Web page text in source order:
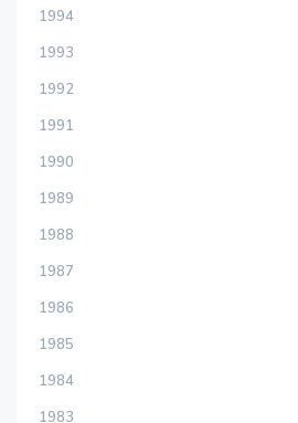
1994
1993
1992
1991
1990
1989
1988
1987
1986
1985
1984
1983